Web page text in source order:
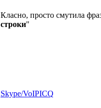
Класно, просто смутила
строки"
Skype/VoIPICQ